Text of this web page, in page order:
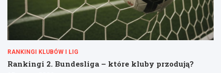
RANKINGI KLUBÓW I LIG
Rankingi 2. Bundesliga – które kluby przodują?